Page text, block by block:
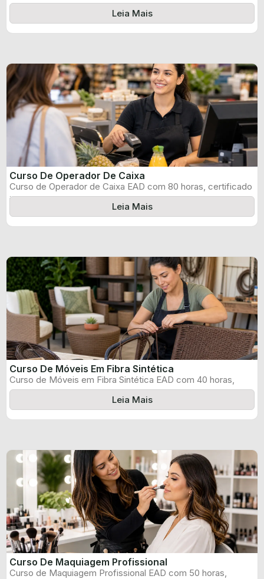
certificado informado pelo produtor ...
Leia Mais
Curso De Operador De Caixa
Curso de Operador de Caixa EAD com 80 horas, certificado
informado pelo produtor ...
Leia Mais
Curso De Móveis Em Fibra Sintética
Curso de Móveis em Fibra Sintética EAD com 40 horas,
certificado informado pelo ...
Leia Mais
Curso De Maquiagem Profissional
Curso de Maquiagem Profissional EAD com 50 horas,